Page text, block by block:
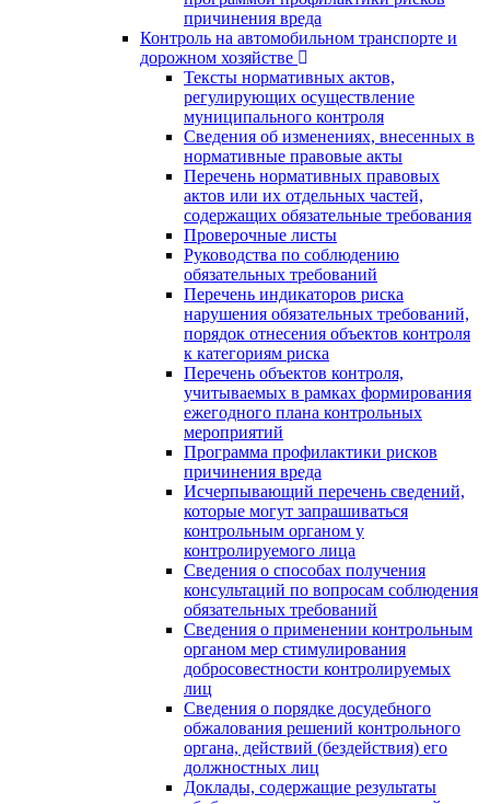
причинения вреда
Контроль на автомобильном транспорте и
дорожном хозяйстве
Тексты нормативных актов,
регулирующих осуществление
муниципального контроля
Сведения об изменениях, внесенных в
нормативные правовые акты
Перечень нормативных правовых
актов или их отдельных частей,
содержащих обязательные требования
Проверочные листы
Руководства по соблюдению
обязательных требований
Перечень индикаторов риска
нарушения обязательных требований,
порядок отнесения объектов контроля
к категориям риска
Перечень объектов контроля,
учитываемых в рамках формирования
ежегодного плана контрольных
мероприятий
Программа профилактики рисков
причинения вреда
Исчерпывающий перечень сведений,
которые могут запрашиваться
контрольным органом у
контролируемого лица
Сведения о способах получения
консультаций по вопросам соблюдения
обязательных требований
Сведения о применении контрольным
органом мер стимулирования
добросовестности контролируемых
лиц
Сведения о порядке досудебного
обжалования решений контрольного
органа, действий (бездействия) его
должностных лиц
Доклады, содержащие результаты